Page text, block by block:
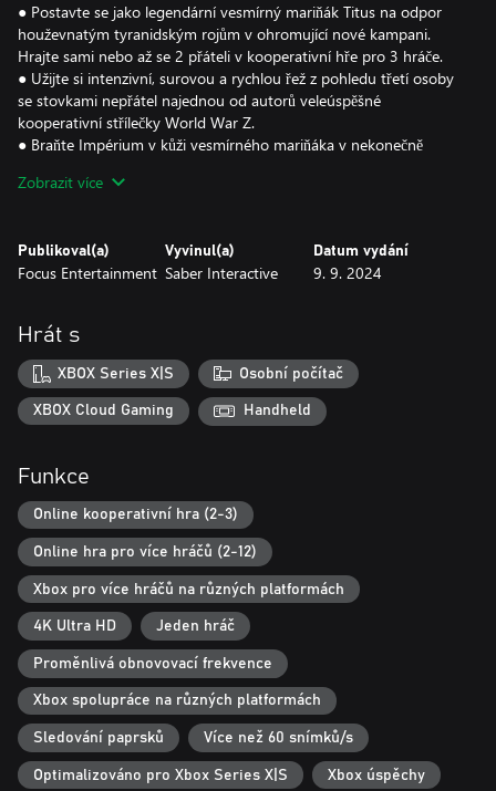
● Postavte se jako legendární vesmírný mariňák Titus na odpor
houževnatým tyranidským rojům v ohromující nové kampani.
Hrajte sami nebo až se 2 přáteli v kooperativní hře pro 3 hráče.
● Užijte si intenzivní, surovou a rychlou řež z pohledu třetí osoby
se stovkami nepřátel najednou od autorů veleúspěšné
kooperativní střílečky World War Z.
● Braňte Impérium v kůži vesmírného mariňáka v nekonečně
počítačovým nepřátelům. Na výběr budete mít ze 7 tříd vojáků,
proti 6 a vybojujte slávu své frakci!
Zobrazit více
Publikoval(a)
Focus Entertainment
Vyvinul(a)
Saber Interactive
Datum vydání
9. 9. 2024
Hrát s
XBOX Series X|S Osobní počítač
XBOX Cloud Gaming Handheld
Funkce
Online kooperativní hra (2-3)
Online hra pro více hráčů (2-12)
Xbox pro více hráčů na různých platformách
4K Ultra HD Jeden hráč
Proměnlivá obnovovací frekvence
Xbox spolupráce na různých platformách
Sledování paprsků Více než 60 snímků/s
Optimalizováno pro Xbox Series X|S Xbox úspěchy